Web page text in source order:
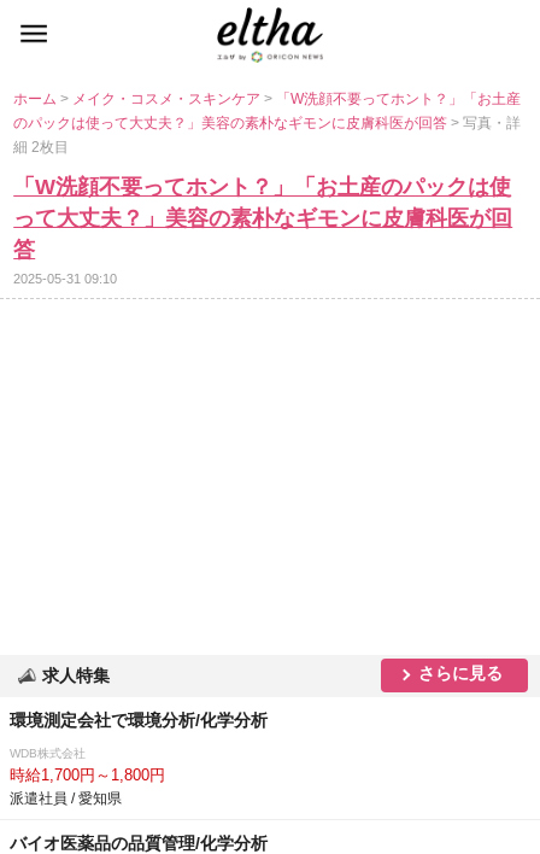
ホーム> メイク・コスメ・スキンケア>
「W洗顔不要ってホント？」「お土産
のパックは使って大丈夫？」美容の素朴なギモンに皮膚科医が回答> 写真・詳
細 2枚目
「W洗顔不要ってホント？」「お土産のパックは使
って大丈夫？」美容の素朴なギモンに皮膚科医が回
答
2025-05-31 09:10
求人特集 さらに見る
環境測定会社で環境分析/化学分析
WDB株式会社
時給1,700円～1,800円
派遣社員 / 愛知県
バイオ医薬品の品質管理/化学分析